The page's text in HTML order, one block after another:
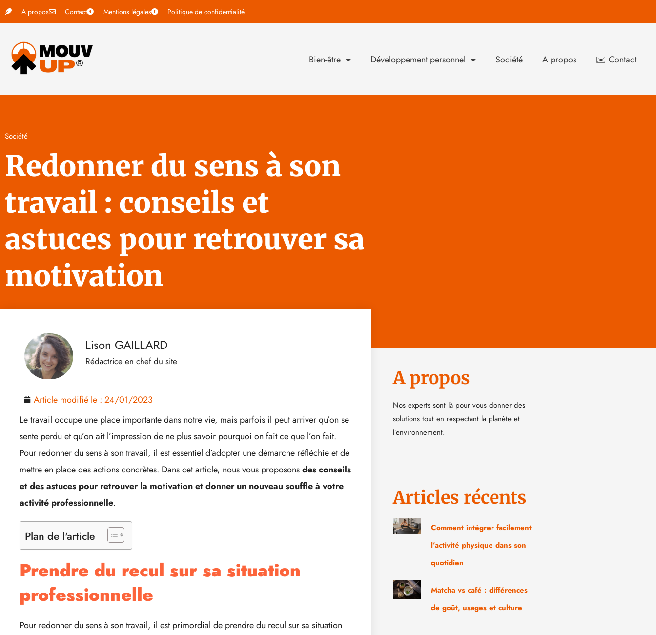
A propos Contact Mentions légales Politique de confidentialité
Bien-être Développement personnel Société A propos ✉️ Contact
Société
Redonner du sens à son
travail : conseils et
astuces pour retrouver sa
motivation
Lison GAILLARD
Rédactrice en chef du site
Article modifié le : 24/01/2023
Le travail occupe une place importante dans notre vie, mais parfois il peut arriver qu’on se
sente perdu et qu’on ait l’impression de ne plus savoir pourquoi on fait ce que l’on fait.
Pour redonner du sens à son travail, il est essentiel d’adopter une démarche réfléchie et de
mettre en place des actions concrètes. Dans cet article, nous vous proposonsdes conseils
et des astuces pour retrouver la motivation et donner un nouveau souffle à votre
activité professionnelle.
Plan de l'article
Prendre du recul sur sa situation
professionnelle
Pour redonner du sens à son travail, il est primordial de prendre du recul sur sa situation
A propos
Nos experts sont là pour vous donner des
solutions tout en respectant la planète et
l’environnement.
Articles récents
Comment intégrer facilement
l’activité physique dans son
quotidien
Matcha vs café : différences
de goût, usages et culture